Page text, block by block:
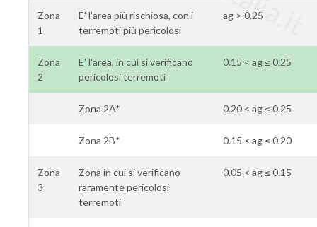
Zona
1
E' l'area più rischiosa, con i
terremoti più pericolosi
ag > 0.25
Zona
2
E' l'area, in cui si verificano
pericolosi terremoti
0.15 < ag ≤ 0.25
Zona 2A* 0.20 < ag ≤ 0.25
Zona 2B* 0.15 < ag ≤ 0.20
Zona
3
Zona in cui si verificano
raramente pericolosi
terremoti
0.05 < ag ≤ 0.15